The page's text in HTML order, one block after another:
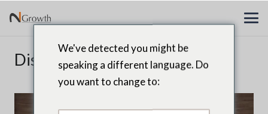
Diseño organizacional
We've detected you might be
speaking a different language. Do
you want to change to: